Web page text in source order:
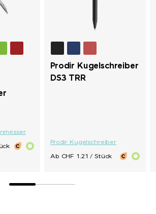
Prodir Kugelschreiber
DS3 TRR
Prodir Kugelschreiber
Ab CHF 1.21 / Stück